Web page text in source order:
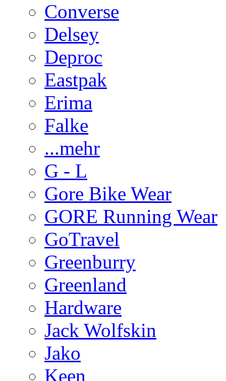
Converse
Delsey
Deproc
Eastpak
Erima
Falke
...mehr
G - L
Gore Bike Wear
GORE Running Wear
GoTravel
Greenburry
Greenland
Hardware
Jack Wolfskin
Jako
Keen